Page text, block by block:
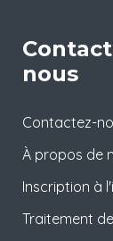
nous
Contactez-
À propos de
Inscription à
Traitement